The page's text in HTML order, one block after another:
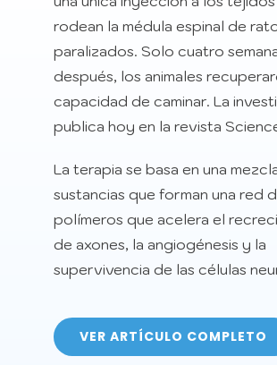
rodean la médula espinal de
paralizados. Solo cuatro
después, los animales
capacidad de caminar. La
publica hoy en la revista
La terapia se basa en una
sustancias que forman una red
polímeros que acelera el
de axones, la angiogénesis y la
supervivencia de las células
VER ARTÍCULO COMPLETO